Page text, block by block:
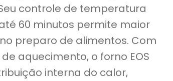
controle de temperatura
60 minutos permite maior
preparo de alimentos. Com
aquecimento, o forno EOS
interna do calor,